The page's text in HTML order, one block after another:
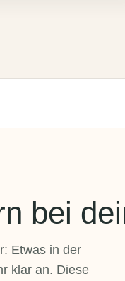
bei
Etwas in der
klar an. Diese